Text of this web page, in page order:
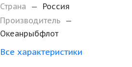
Страна
—
Россия
Производитель —
Океанрыбфлот
Все характеристики